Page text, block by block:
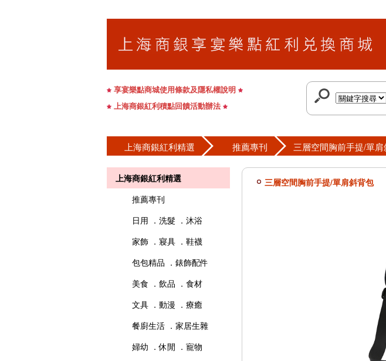
享宴樂點商城使用條款及隱私權說明
上海商銀紅利積點回饋活動辦法
上海商銀紅利精選 推薦專刊 三層空間胸前手提/單
上海商銀紅利精選
推薦專刊
日用 ．洗髮 ．沐浴
家飾 ．寢具 ．鞋襪
包包精品 ．錶飾配件
美食 ．飲品 ．食材
文具 ．動漫 ．療癒
餐廚生活 ．家居生雜
婦幼 ．休閒 ．寵物
三層空間胸前手提/單肩斜背包